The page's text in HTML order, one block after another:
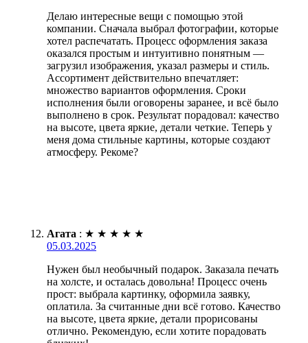
Делаю интересные вещи с помощью этой
компании. Сначала выбрал фотографии, которые
хотел распечатать. Процесс оформления заказа
оказался простым и интуитивно понятным —
загрузил изображения, указал размеры и стиль.
Ассортимент действительно впечатляет:
множество вариантов оформления. Сроки
исполнения были оговорены заранее, и всё было
выполнено в срок. Результат порадовал: качество
на высоте, цвета яркие, детали четкие. Теперь у
меня дома стильные картины, которые создают
атмосферу. Рекоме?
Агата : ★ ★ ★ ★ ★
05.03.2025
Нужен был необычный подарок. Заказала печать
на холсте, и осталась довольна! Процесс очень
прост: выбрала картинку, оформила заявку,
оплатила. За считанные дни всё готово. Качество
на высоте, цвета яркие, детали прорисованы
отлично. Рекомендую, если хотите порадовать